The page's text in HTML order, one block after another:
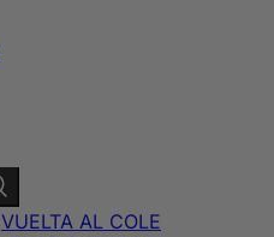
VUELTA AL COLE